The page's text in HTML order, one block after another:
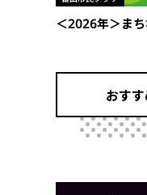
＜2026年＞ま
おす